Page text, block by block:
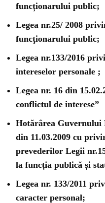
funcționarului public;
Legea nr.25/ 2008
funcţionarului public;
Legea nr.133/2016
intereselor personale ;
Legea nr. 16 din
conflictul de interese”
Hotărârea Guvernului
din 11.03.2009 cu
prevederilor Legii
la funcția publică și
Legea nr. 133/2011
caracter personal;